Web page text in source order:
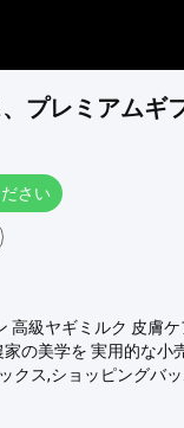
プレミアムギ
さい
高級ヤギミルク 皮膚ケ
の美学を 実用的な小
ス,ショッピングバッ...